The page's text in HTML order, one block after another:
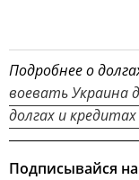
Подробнее о
воевать Украина
долгах и
Подписывайся на